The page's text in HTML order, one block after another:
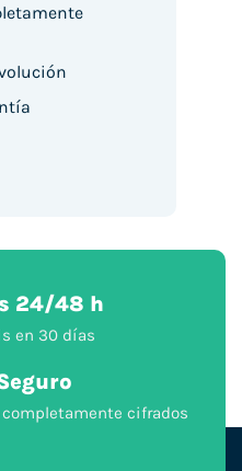
24/48 h
en 30 días
cifrados